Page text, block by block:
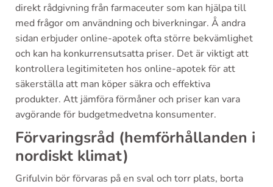
direkt rådgivning från farmaceuter som kan hjälpa till
med frågor om användning och biverkningar. Å andra
sidan erbjuder online-apotek ofta större bekvämlighet
och kan ha konkurrensutsatta priser. Det är viktigt att
kontrollera legitimiteten hos online-apotek för att
säkerställa att man köper säkra och effektiva
produkter. Att jämföra förmåner och priser kan vara
avgörande för budgetmedvetna konsumenter.
Förvaringsråd (hemförhållanden i
nordiskt klimat)
Grifulvin bör förvaras på en sval och torr plats, borta